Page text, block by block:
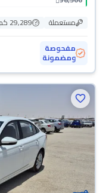
مستعملة 29,289 كم
مفحوصة
ومضمونة